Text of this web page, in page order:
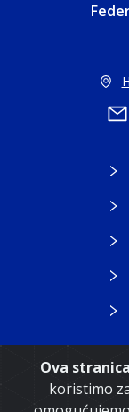
Ova
koristimo